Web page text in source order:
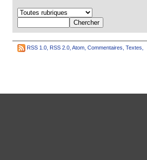
RSS 1.0 RSS 2.0 Atom Commentaires Textes